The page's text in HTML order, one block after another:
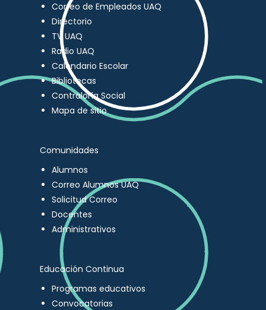
Correo de Empleados UAQ
Directorio
TV UAQ
Radio UAQ
Calendario Escolar
Bibliotecas
Contraloría Social
Mapa de sitio
Comunidades
Alumnos
Correo Alumnos UAQ
Solicitud Correo
Docentes
Administrativos
Educación Continua
Programas educativos
Convocatorias